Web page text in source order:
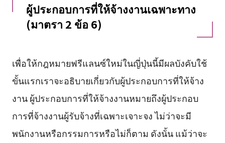
ผู้ประกอบการที่ให้จ้างงานเฉพาะทาง
(มาตรา 2 ข้อ 6)
เพื่อให้กฎหมายฟรีแลนซ์ใหม่ในญี่ปุ่นนี้มีผลบังคับใช้
ขั้นแรกเราจะอธิบายเกี่ยวกับผู้ประกอบการที่ให้จ้าง
งาน ผู้ประกอบการที่ให้จ้างงานหมายถึงผู้ประกอบ
การที่จ้างงานผู้รับจ้างที่เฉพาะเจาะจง ไม่ว่าจะมี
พนักงานหรือกรรมการหรือไม่ก็ตาม ดังนั้น แม้ว่าจะ